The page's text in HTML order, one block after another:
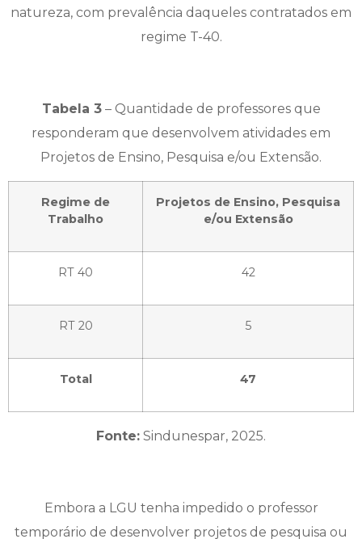
natureza, com prevalência daqueles contratados em
regime T-40.
Tabela 3– Quantidade de professores que
responderam que desenvolvem atividades em
Projetos de Ensino, Pesquisa e/ou Extensão.
Regime de
Trabalho
Projetos de Ensino, Pesquisa
e/ou Extensão
RT 40 42
RT 20 5
Total 47
Fonte: Sindunespar, 2025.
Embora a LGU tenha impedido o professor
temporário de desenvolver projetos de pesquisa ou